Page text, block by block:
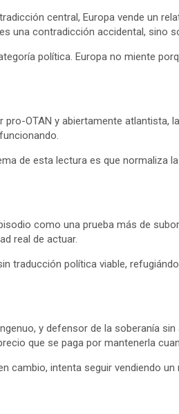
central, Europa vende un
una contradicción accidental, sino
política. Europa no miente
OTAN y abiertamente atlantista,
de esta lectura es que normaliza
como una prueba más de
real de actuar.
traducción política viable,
y defensor de la soberanía
que se paga por mantenerla
cambio, intenta seguir vendiendo